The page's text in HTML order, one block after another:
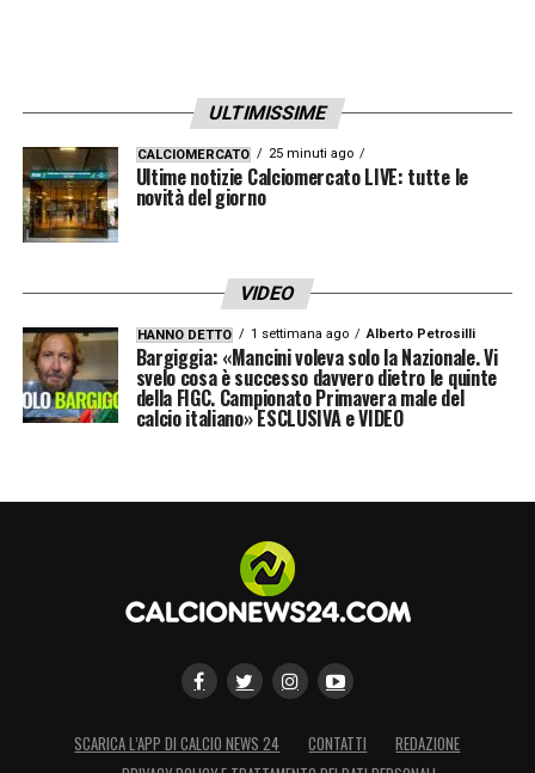
squadre fino a un massimo di 70€
Verifica termini e condizioni su
eGoldbet
LA PLAYLIST DELLE NOSTRE TOP NEWS
ULTIMISSIME
CALCIOMERCATO 25 minuti ago
Ultime notizie Calciomercato LIVE: tutte le
novità del giorno
VIDEO
HANNO DETTO 1 settimana ago Alberto Petrosilli
Bargiggia: «Mancini voleva solo la Nazionale. Vi
svelo cosa è successo davvero dietro le quinte
della FIGC. Campionato Primavera male del
calcio italiano» ESCLUSIVA e VIDEO
SCARICA L’APP DI CALCIO NEWS 24 CONTATTI
REDAZIONE